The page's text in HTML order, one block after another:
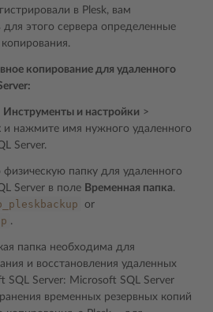
в Plesk, вам
этого сервера определенные
копирование для удаленного
Инструменты и настройки >
и нажмите имя нужного удаленного
Server.
папку для удаленного
Server в поле Временная папка.
or
.
папка необходима для
и восстановления удаленных
SQL Server: Microsoft SQL Server
временных резервных копий